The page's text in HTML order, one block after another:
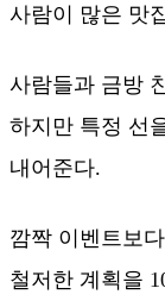
사람이 많은 맛
사람들과 금방
하지만 특정 선
내어준다.
깜짝 이벤트보
철저한 계획을